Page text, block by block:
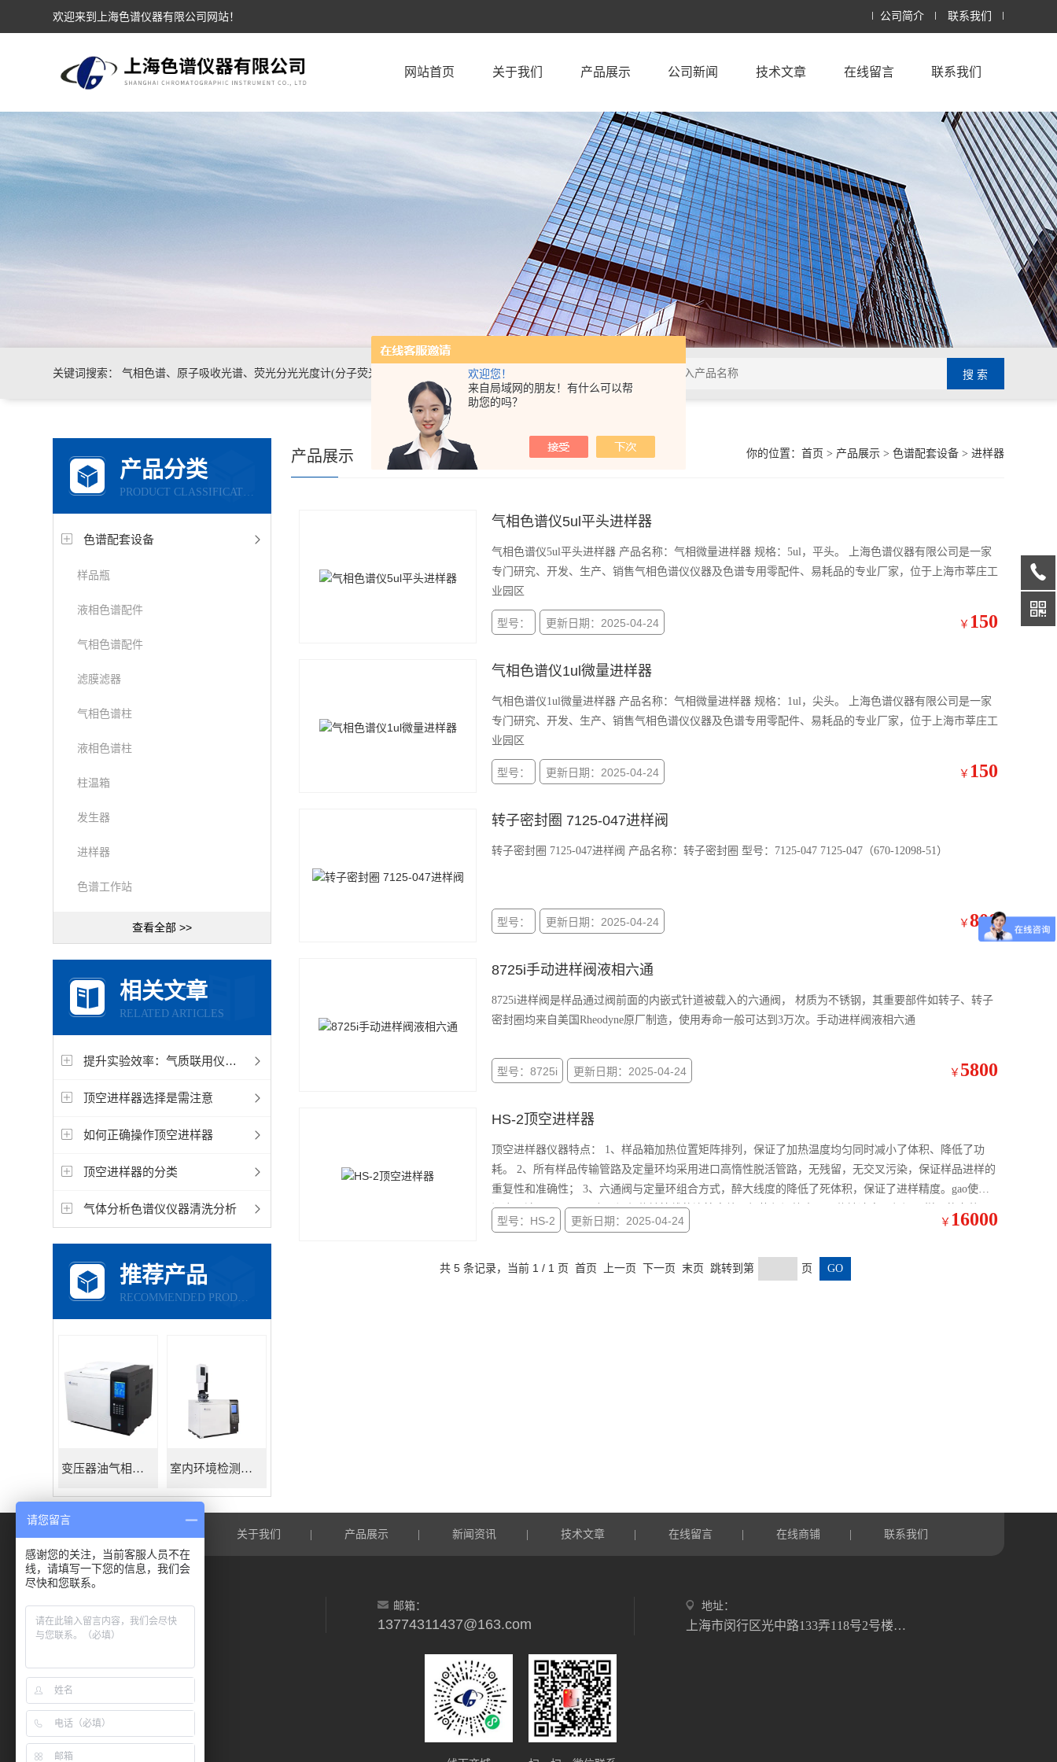
欢迎您！
来自局域网的朋友！有什么可以帮
助您的吗？
欢迎来到上海色谱仪器有限公司网站！ 公司简介 联系我们
网站首页 关于我们 产品展示 公司新闻 技术文章 在线留言 联系我们
关键词搜索： 气相色谱、原子吸收光谱、荧光分光光度计(分子荧光)、紫外分光光度计、紫外可见分光光度计
产品分类
PRODUCT CLASSIFICATION
色谱配套设备
样品瓶
液相色谱配件
气相色谱配件
滤膜滤器
气相色谱柱
液相色谱柱
柱温箱
发生器
进样器
色谱工作站
查看全部 >>
相关文章
RELATED ARTICLES
提升实验效率：气质联用仪自动进样器操作技巧
顶空进样器选择是需注意
如何正确操作顶空进样器
顶空进样器的分类
气体分析色谱仪仪器清洗分析
推荐产品
RECOMMENDED PRODUCTS
变压器油气相色谱仪 室内环境检测色谱仪
你的位置： 首页 > 产品展示> 色谱配套设备> 进样器
产品展示
气相色谱仪5ul平头进样器
气相色谱仪5ul平头进样器 产品名称：气相微量进样器 规格：5ul，平头。 上海色谱仪器有限公司是一家
专门研究、开发、生产、销售气相色谱仪仪器及色谱专用零配件、易耗品的专业厂家，位于上海市莘庄工
业园区
型号： 更新日期：2025-04-24 ￥ 150
气相色谱仪1ul微量进样器
气相色谱仪1ul微量进样器 产品名称：气相微量进样器 规格：1ul，尖头。 上海色谱仪器有限公司是一家
专门研究、开发、生产、销售气相色谱仪仪器及色谱专用零配件、易耗品的专业厂家，位于上海市莘庄工
业园区
型号： 更新日期：2025-04-24 ￥ 150
转子密封圈 7125-047进样阀
转子密封圈 7125-047进样阀 产品名称：转子密封圈 型号：7125-047 7125-047（670-12098-51）
型号： 更新日期：2025-04-24 ￥ 800
8725i手动进样阀液相六通
8725i进样阀是样品通过阀前面的内嵌式针道被载入的六通阀， 材质为不锈钢，其重要部件如转子、转子
密封圈均来自美国Rheodyne原厂制造，使用寿命一般可达到3万次。手动进样阀液相六通
型号：8725i 更新日期：2025-04-24 ￥ 5800
HS-2顶空进样器
顶空进样器仪器特点： 1、样品箱加热位置矩阵排列，保证了加热温度均匀同时减小了体积、降低了功
耗。 2、所有样品传输管路及定量环均采用进口高惰性脱活管路，无残留，无交叉污染，保证样品进样的
重复性和准确性； 3、六通阀与定量环组合方式，醉大线度的降低了死体积，保证了进样精度。gao使用
温度可达200℃。 4、六通阀与传输管线的连接点处于加热保温箱内，无传输冷点，保证了样品的完整
性。 5、采用经典正
型号：HS-2 更新日期：2025-04-24 ￥ 16000
共 5 条记录，当前 1 / 1 页 首页 上一页 下一页 末页 跳转到第 页
关于我们 产品展示 新闻资讯 技术文章 在线留言 在线商铺 联系我们
邮箱：
13774311437@163.com
地址：
上海市闵行区光中路133弄118号2号楼二楼
请您留言
感谢您的关注，当前客服人员不在
线，请填写一下您的信息，我们会
尽快和您联系。